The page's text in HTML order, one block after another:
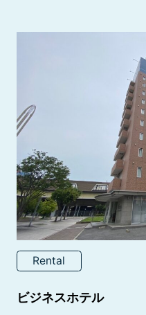
Rental
ビジネスホテル